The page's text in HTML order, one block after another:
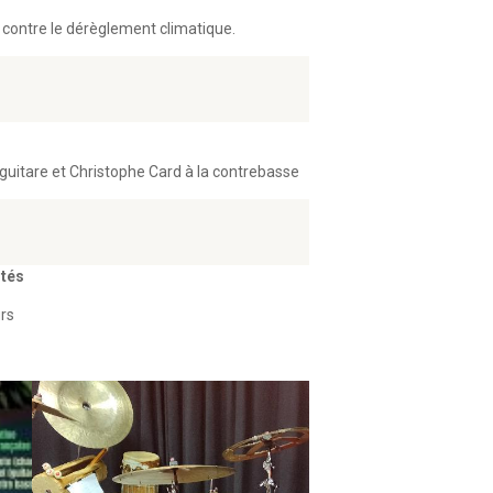
le dérèglement climatique.
et Christophe Card à la contrebasse